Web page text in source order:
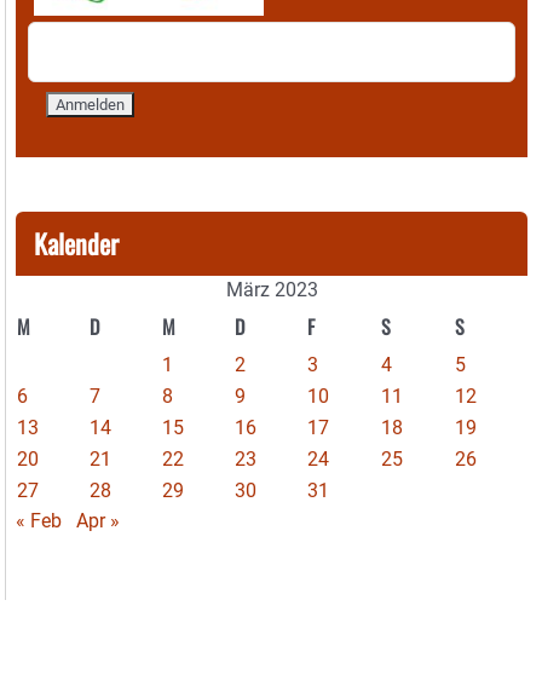
Kalender
März 2023
M D M D F S S
1 2 3 4
5
6
7 8 9 10 11
12
13
14 15 16 17 18
19
20
21 22 23 24 25
26
27
28 29 30
31
« Feb
Apr »